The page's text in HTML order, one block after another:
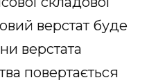
верстат буде
верстата
повертається